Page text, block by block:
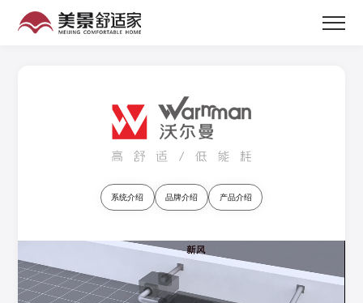
系统产品
工程案例
附近门店
系统介绍 品牌介绍 产品介绍